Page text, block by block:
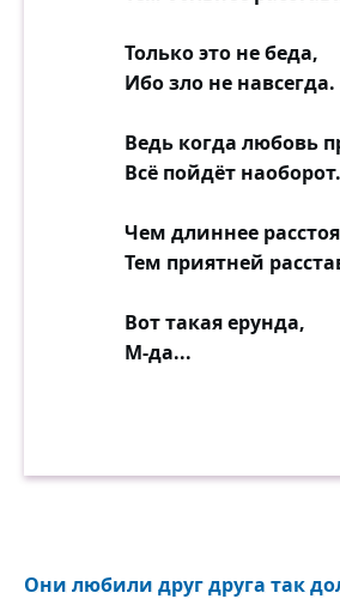
Шесть пробило, семь и пол-
И в тревоге что-то сердце
Где же задержаться так он
Вдруг какой-то крик и
Чей-то голос, плачущий
Крикнул запыхавшись: «В
Сердце будто в клочья
Может, жив он, может,
Как в обиде злилась и
Только это не беда,
Ибо зло не навсегда.
Ведь когда любовь
Всё пойдёт наоборот.
Чем длиннее
Тем приятней
Вот такая ерунда,
М-да...
Они любили друг друга так